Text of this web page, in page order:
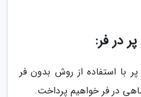
در فر:
با استفاده از روش بدون فر
در فر خواهیم پرداخت.